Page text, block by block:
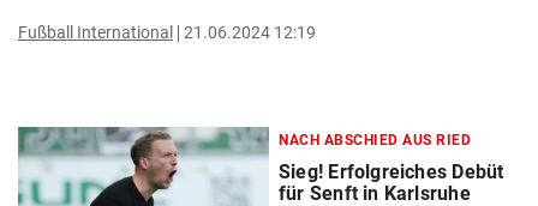
Fußball International 21.06.2024 12:19
NACH ABSCHIED AUS RIED
Sieg! Erfolgreiches Debüt
für Senft in Karlsruhe